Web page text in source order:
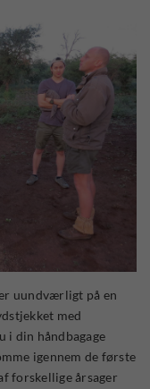
uundværligt på en
med
i din håndbagage
igennem de første
forskellige årsager